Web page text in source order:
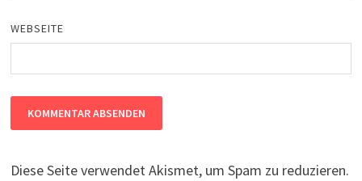
WEBSEITE
Diese Seite verwendet Akismet, um Spam zu reduzieren.